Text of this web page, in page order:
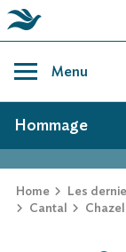
content
Menu
AVIS
Home Les
Cantal
Hommage